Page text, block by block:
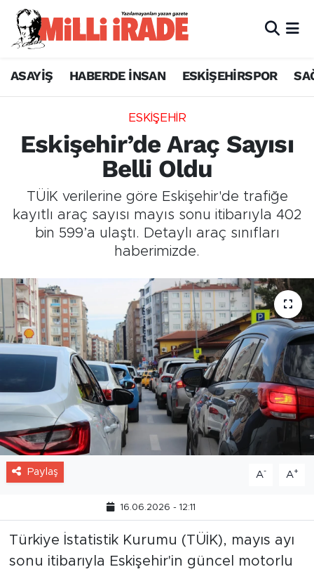
ASAYİŞ HABERDE İNSAN ESKİŞEHİRSPOR
ESKİŞEHİR
Eskişehir’de Araç Sayısı
Belli Oldu
TÜİK verilerine göre Eskişehir'de trafiğe
kayıtlı araç sayısı mayıs sonu itibarıyla 402
bin 599’a ulaştı. Detaylı araç sınıfları
haberimizde.
Paylaş A- A+
16.06.2026 - 12:11
Türkiye İstatistik Kurumu (TÜİK), mayıs ayı
sonu itibarıyla Eskişehir'in güncel motorlu